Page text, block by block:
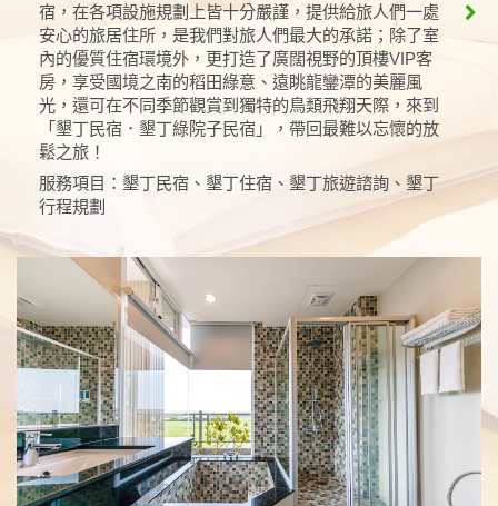
宿，在各項設施規劃上皆十分嚴謹，提供給旅人們一處
安心的旅居住所，是我們對旅人們最大的承諾；除了室
內的優質住宿環境外，更打造了廣闊視野的頂樓VIP客
房，享受國境之南的稻田綠意、遠眺龍鑾潭的美麗風
光，還可在不同季節觀賞到獨特的鳥類飛翔天際，來到
「墾丁民宿．墾丁綠院子民宿」，帶回最難以忘懷的放
鬆之旅！
服務項目：墾丁民宿、墾丁住宿、墾丁旅遊諮詢、墾丁
行程規劃